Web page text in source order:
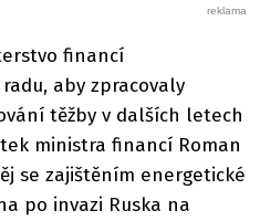
financí
aby zpracovaly
těžby v dalších letech
ministra financí Roman
se zajištěním energetické
po invazi Ruska na